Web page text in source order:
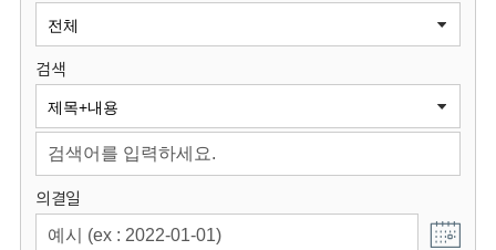
원
회
검색
의결일